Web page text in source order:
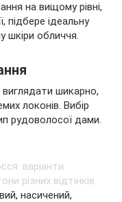
на вищому рівні,
підбере ідеальну
шкіри обличчя.
шикарно,
локонів. Вибір
рудоволосої дами.
насичений,